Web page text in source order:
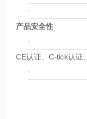
·
产品安全性
·
CE认证、 C-tick认证、
·